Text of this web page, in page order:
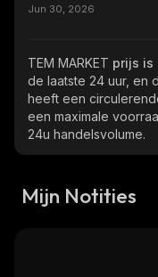
Jun 30, 2026
TEM MARKET prijs is
de laatste 24 uur, en
heeft een
een maximale
24u handelsvolume.
Mijn Notities